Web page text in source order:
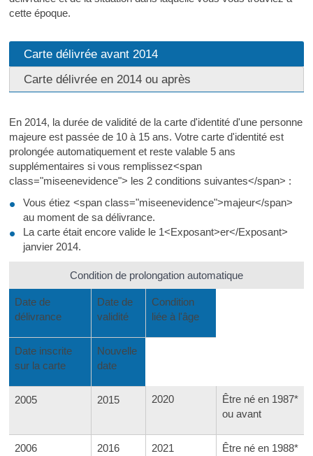
cette époque.
Carte délivrée avant 2014
Carte délivrée en 2014 ou après
En 2014, la durée de validité de la carte d'identité d'une personne
majeure est passée de 10 à 15 ans. Votre carte d'identité est
prolongée automatiquement et reste valable 5 ans
supplémentaires si vous remplissez<span
class="miseenevidence"> les 2 conditions suivantes</span> :
Vous étiez <span class="miseenevidence">majeur</span>
au moment de sa délivrance.
La carte était encore valide le 1<Exposant>er</Exposant>
janvier 2014.
Condition de prolongation automatique
Date de
délivrance
Date de
validité
Condition
liée à l'âge
Date inscrite
sur la carte
Nouvelle
date
2005 2015 2020
Être né en 1987*
ou avant
2006 2016 2021
Être né en 1988*